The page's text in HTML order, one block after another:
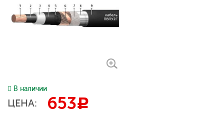
В наличии
ЦЕНА: 653c